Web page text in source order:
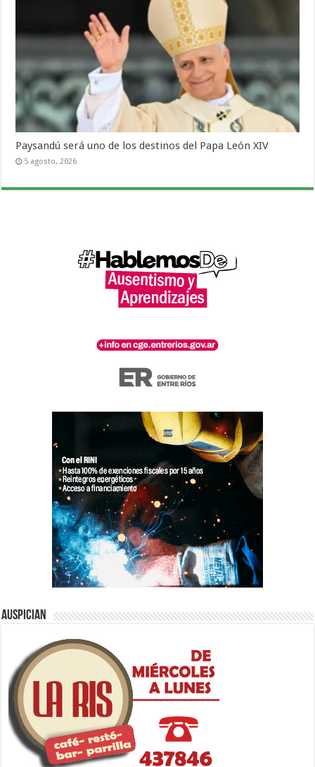
Paysandú será uno de los destinos del Papa León XIV
5 agosto, 2026
Auspician